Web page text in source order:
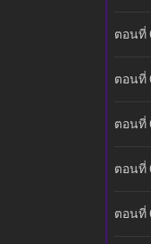
ตอนที่
ตอนที่
ตอนที่
ตอนที่
ตอนที่